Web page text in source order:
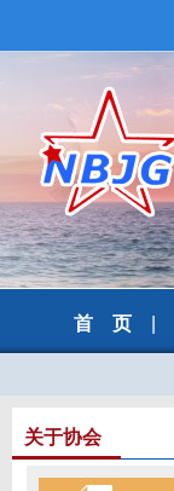
首 页|
关于协会